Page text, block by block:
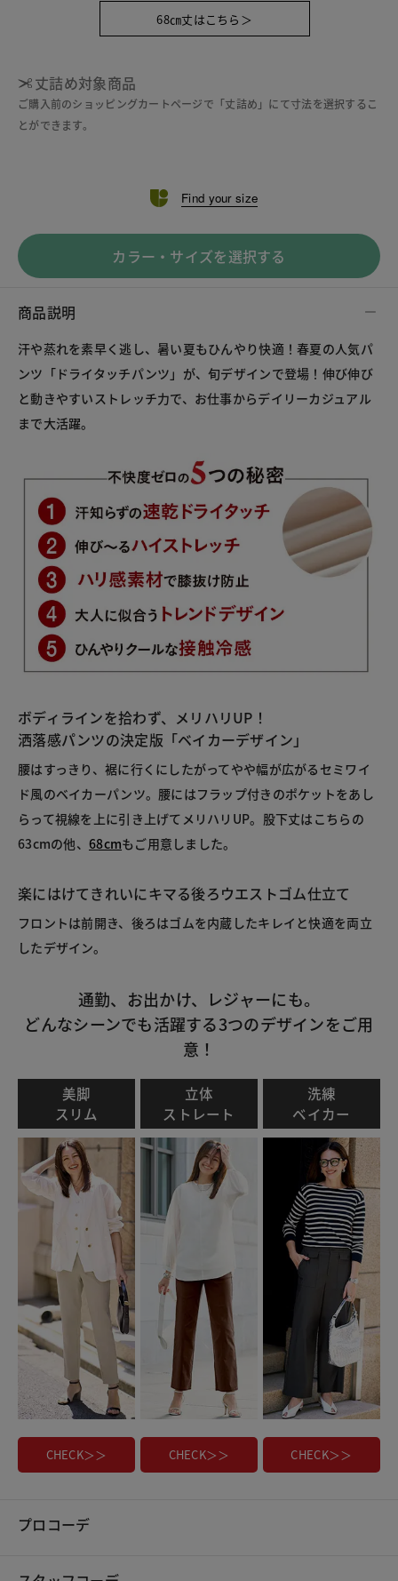
68㎝丈はこちら＞
丈詰め対象商品
ご購入前のショッピングカートページで「丈詰め」にて寸法を選択するこ
とができます。
Find your size
カラー・サイズを選択する
商品説明
汗や蒸れを素早く逃し、暑い夏もひんやり快適！春夏の人気パ
ンツ「ドライタッチパンツ」が、旬デザインで登場！伸び伸び
と動きやすいストレッチ力で、お仕事からデイリーカジュアル
まで大活躍。
ボディラインを拾わず、メリハリUP！
洒落感パンツの決定版「ベイカーデザイン」
腰はすっきり、裾に行くにしたがってやや幅が広がるセミワイ
ド風のベイカーパンツ。腰にはフラップ付きのポケットをあし
らって視線を上に引き上げてメリハリUP。股下丈はこちらの
63cmの他、 68cmもご用意しました。
楽にはけてきれいにキマる後ろウエストゴム仕立て
フロントは前開き、後ろはゴムを内蔵したキレイと快適を両立
したデザイン。
通勤、お出かけ、レジャーにも。
どんなシーンでも活躍する3つのデザインをご用
意！
美脚
スリム
CHECK＞＞
立体
ストレート
CHECK＞＞
洗練
ベイカー
CHECK＞＞
プロコーデ